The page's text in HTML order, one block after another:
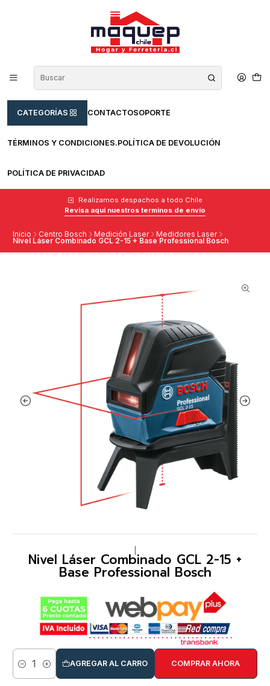
CATEGORÍAS CONTACTOSOPORTE
TÉRMINOS Y CONDICIONES.POLÍTICA DE DEVOLUCIÓN
POLÍTICA DE PRIVACIDAD
Realizamos despachos a todo Chile
Revisa aquí nuestros terminos de envío
Inicio Centro Bosch Medición Laser Medidores Laser
Nivel Láser Combinado GCL 2-15 + Base Professional Bosch
Nivel Láser Combinado GCL 2-15 +
Base Professional Bosch
Cantidad
AGREGAR AL CARRO COMPRAR AHORA